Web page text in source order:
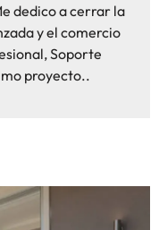
dedico a cerrar la
y el comercio
Soporte
proyecto..